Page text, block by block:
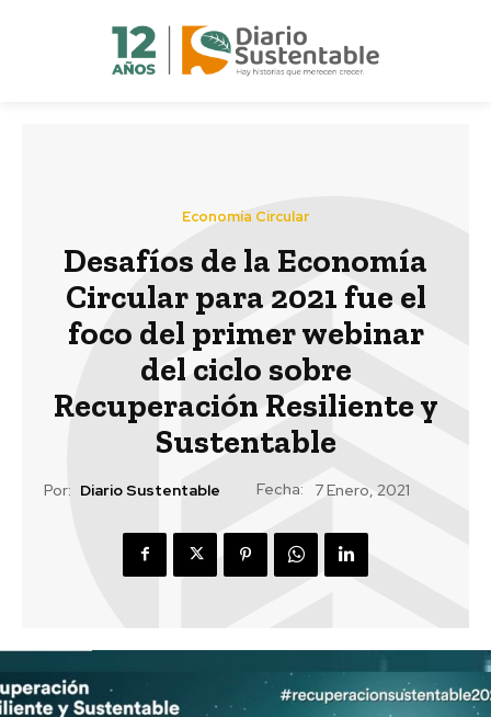
Economía Circular
Desafíos de la Economía
Circular para 2021 fue el
foco del primer webinar
del ciclo sobre
Recuperación Resiliente y
Sustentable
Por: Diario Sustentable Fecha: 7 Enero, 2021